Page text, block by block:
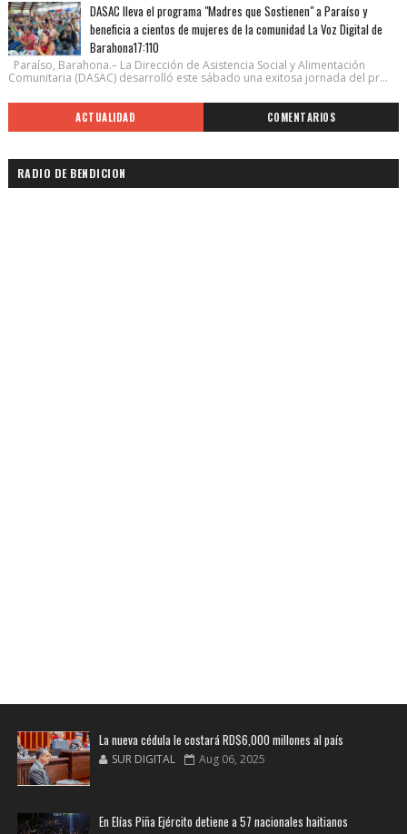
DASAC lleva el programa "Madres que Sostienen" a Paraíso y
beneficia a cientos de mujeres de la comunidad La Voz Digital de
Barahona17:110
Paraíso, Barahona.– La Dirección de Asistencia Social y Alimentación
Comunitaria (DASAC) desarrolló este sábado una exitosa jornada del pr...
ACTUALIDAD COMENTARIOS
RADIO DE BENDICION
La nueva cédula le costará RD$6,000 millones al país
SUR DIGITAL Aug 06, 2025
En Elías Piña Ejército detiene a 57 nacionales haitianos